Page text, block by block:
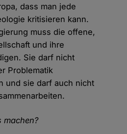
dass man jede
kritisieren kann.
muss die offene,
und ihre
Sie darf nicht
Problematik
und sie darf auch nicht
machen?